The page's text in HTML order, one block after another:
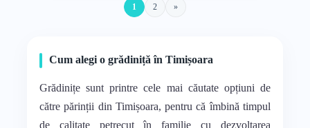
1 2 »
Cum alegi o grădiniță în Timișoara
Grădinițe sunt printre cele mai căutate opțiuni de
către părinții din Timișoara, pentru că îmbină timpul
de calitate petrecut în familie cu dezvoltarea